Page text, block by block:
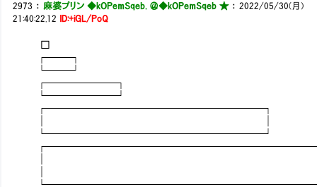
2973 ： 麻婆プリン ◆kOPemSqeb. ＠◆kOPemSqeb ★：2022/05/30(月)
21:40:22.12
ID:+iGL/PoQ
□
┌──┐
└──┘
┌──────┐
└──────┘
┌───────────────────┐
└───────────────────┘